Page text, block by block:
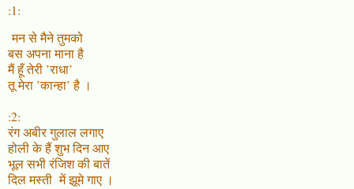
:1:
मन से मैने तुमको
बस अपना माना है
मैं हूँ तेरी ’राधा’
तू मेरा ’कान्हा’ है ।
:2:
रंग अबीर गुलाल लगाए
होली के हैं शुभ दिन आए
भूल सभी रंजिश की बातें
दिल मस्ती में झूमे गाए ।